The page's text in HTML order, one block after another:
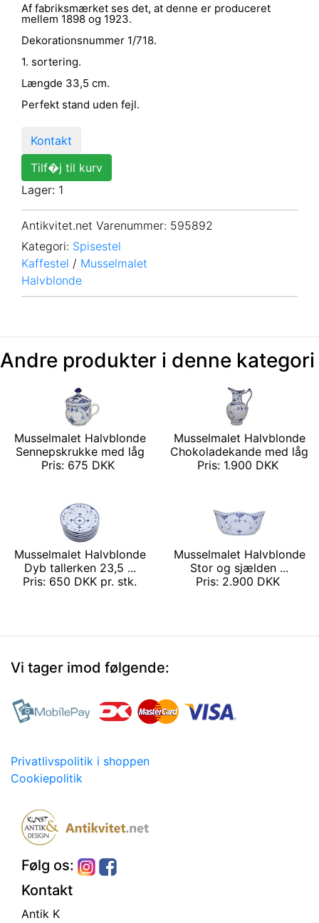
Af fabriksmærket ses det, at denne er produceret
mellem 1898 og 1923.
Dekorationsnummer 1/718.
1. sortering.
Længde 33,5 cm.
Perfekt stand uden fejl.
Kontakt
Tilf�j til kurv
Lager: 1
Antikvitet.net Varenummer: 595892
Kategori: Spisestel
Kaffestel / Musselmalet
Halvblonde
Andre produkter i denne kategori
Musselmalet Halvblonde
Sennepskrukke med låg
Pris: 675 DKK
Musselmalet Halvblonde
Chokoladekande med låg
Pris: 1.900 DKK
Musselmalet Halvblonde
Dyb tallerken 23,5 ...
Pris: 650 DKK pr. stk.
Musselmalet Halvblonde
Stor og sjælden ...
Pris: 2.900 DKK
Vi tager imod følgende:
Privatlivspolitik i shoppen
Cookiepolitik
Følg os:
Kontakt
Antik K